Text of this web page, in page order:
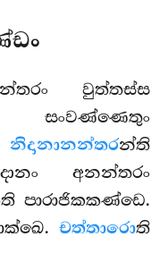
වුත්තස්ස
සංවණ්ණෙතුං
නිදානානන්තරන්ති
අනන්තරං
ති පාරාජිකකණ්ඩෙ.
චත්තාරොති